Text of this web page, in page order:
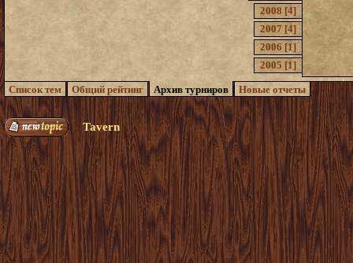
2008 [4]
2007 [4]
2006 [1]
2005 [1]
Список тем Общий рейтинг Архив турниров Новые отчеты
Tavern